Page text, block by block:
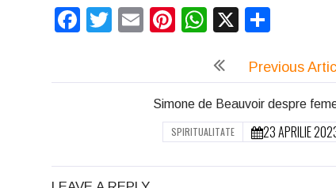
Facebook
Twitter
EmailPinterest
WhatsApp
X
Previous
Simone de Beauvoir despre
23 APRILIE
SPIRITUALITATE